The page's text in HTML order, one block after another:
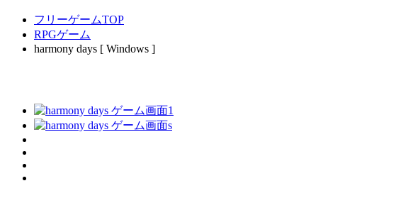
フリーゲームTOP
RPGゲーム
harmony days [ Windows ]